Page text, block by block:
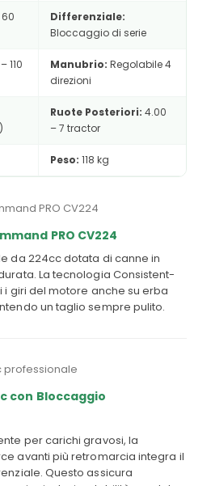
60
Differenziale:
Bloccaggio di serie
110
Manubrio: Regolabile 4
direzioni
Ruote Posteriori: 4.00
– 7 tractor
Peso: 118 kg
PRO CV224
da 224cc dotata di canne in
La tecnologia Consistent-
i giri del motore anche su erba
un taglio sempre pulito.
con Bloccaggio
per carichi gravosi, la
avanti più retromarcia integra il
Questo assicura